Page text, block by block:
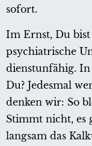
sofort.
Im Ernst, Du
psychiatrische
dienstunfähig.
Du? Jedesmal
denken wir: So
Stimmt nicht, es
langsam das